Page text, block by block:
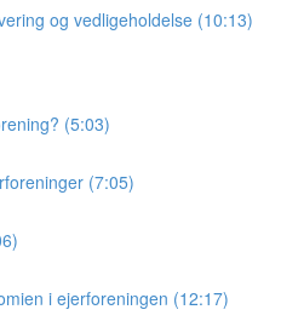
og vedligeholdelse (10:13)
(5:03)
(7:05)
i ejerforeningen (12:17)